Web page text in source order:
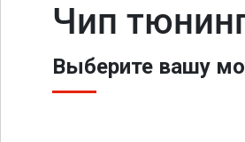
Чип
Выберите вашу